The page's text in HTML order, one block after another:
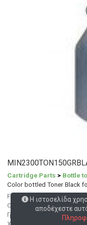
Cartridge Parts > Bottle
Color bottled Toner Black
For use in cartridges
C13S050100, S050100
Γραμμάρια: 150
Η ιστοσελίδα
αποδέχεστε